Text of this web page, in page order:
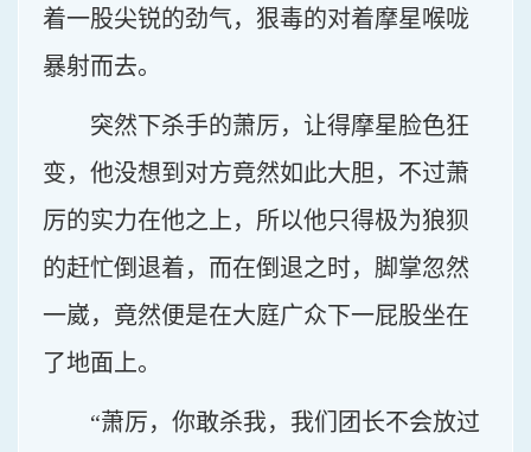
着一股尖锐的劲气，狠毒的对着摩星喉咙
暴射而去。
突然下杀手的萧厉，让得摩星脸色狂
变，他没想到对方竟然如此大胆，不过萧
厉的实力在他之上，所以他只得极为狼狈
的赶忙倒退着，而在倒退之时，脚掌忽然
一崴，竟然便是在大庭广众下一屁股坐在
了地面上。
“萧厉，你敢杀我，我们团长不会放过